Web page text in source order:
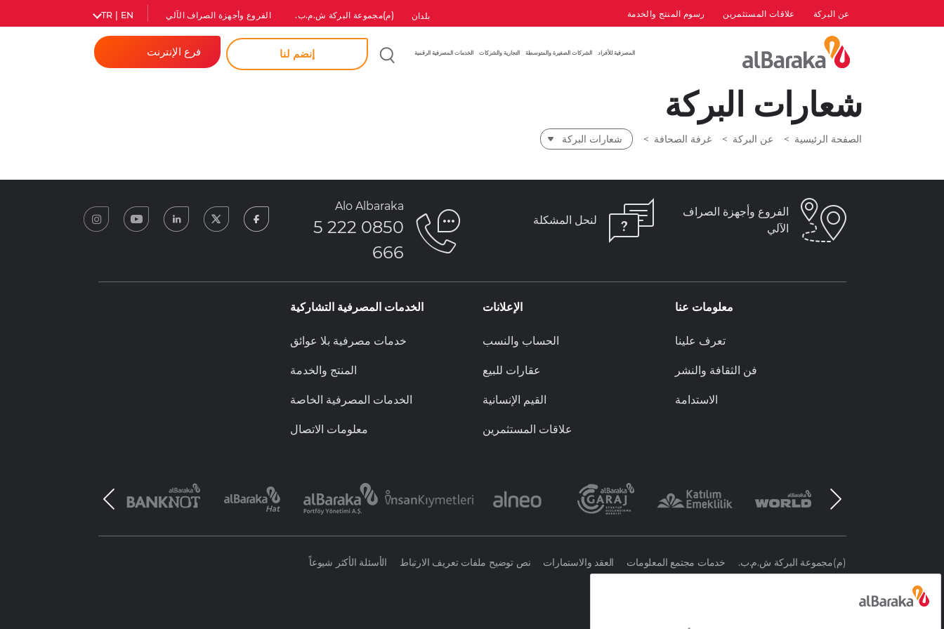
عن البركة علاقات المستثمرين رسوم المنتج والخدمة بلدان (م)مجموعة البركة ش.م.ب. الفروع وأجهزة الصراف الآلي TR | EN
الخدمات المصرفية الرقمية التجارية والشركات الشركات الصغيرة والمتوسطة المصرفية للأفراد بحث إنضم لنا فرع الإنترنت
شعارات البركة
الصفحة الرئيسية عن البركة غرفة الصحافة شعارات البركة
الفروع وأجهزة الصراف
الآلي
لنحل المشكلة
Alo Albaraka
0850 222 5
666
facebook
twitter
linkedin
youtube
instagram
معلومات عنا
تعرف علينا
فن الثقافة والنشر
الاستدامة
الإعلانات
الحساب والنسب
عقارات للبيع
القيم الإنسانية
علاقات المستثمرين
الخدمات المصرفية التشاركية
خدمات مصرفية بلا عوائق
المنتج والخدمة
الخدمات المصرفية الخاصة
معلومات الاتصال
(م)مجموعة البركة ش.م.ب. خدمات مجتمع المعلومات العقد والاستمارات نص توضيح ملفات تعريف الارتباط الأسئلة الأكثر شيوعاً